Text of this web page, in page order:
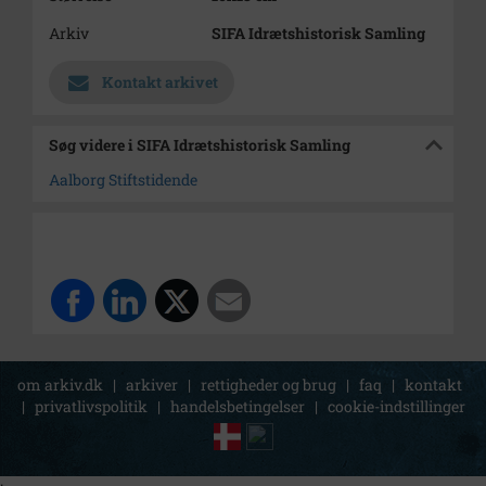
Arkiv
SIFA Idrætshistorisk Samling
Kontakt arkivet
Søg videre i SIFA Idrætshistorisk Samling
Aalborg Stiftstidende
om arkiv.dk | arkiver | rettigheder og brug | faq | kontakt
| privatlivspolitik | handelsbetingelser | cookie-indstillinger